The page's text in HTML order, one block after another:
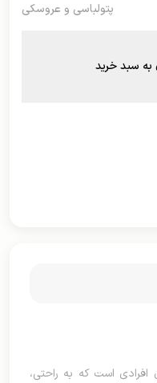
پتولباسی و عروسکی
به سبد خرید
افرادی است که به راحتی،